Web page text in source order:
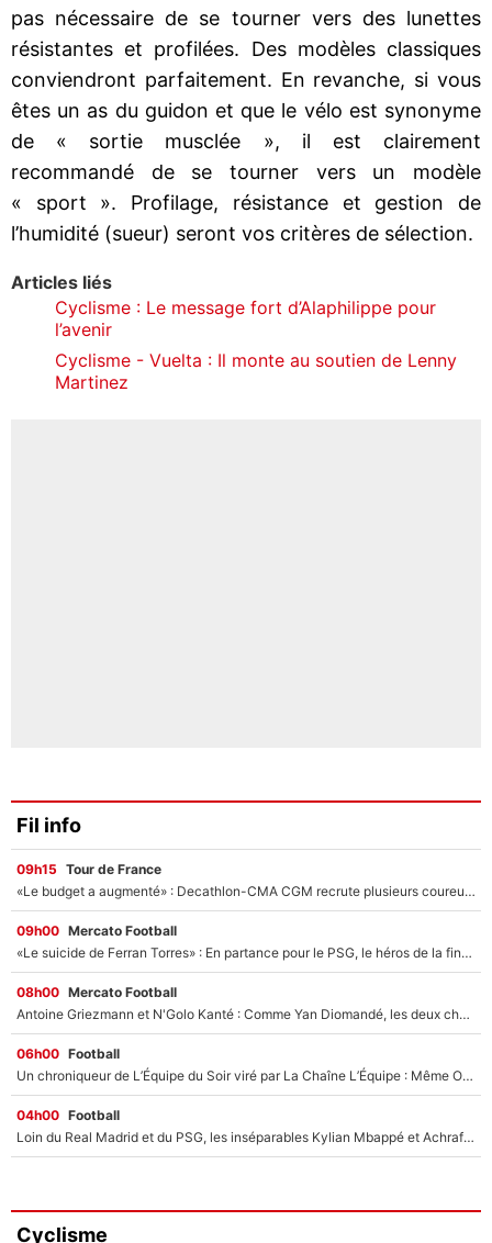
pas nécessaire de se tourner vers des lunettes
résistantes et profilées. Des modèles classiques
conviendront parfaitement. En revanche, si vous
êtes un as du guidon et que le vélo est synonyme
de « sortie musclée », il est clairement
recommandé de se tourner vers un modèle
« sport ». Profilage, résistance et gestion de
l’humidité (sueur) seront vos critères de sélection.
Articles liés
Cyclisme : Le message fort d’Alaphilippe pour
l’avenir
Cyclisme - Vuelta : Il monte au soutien de Lenny
Martinez
Fil info
09h15 Tour de France
«Le budget a augmenté» : Decathlon-CMA CGM recrute plusieurs coureurs pour offrir à Paul Seixas une équipe pour gagner le Tour de France 2027
09h00 Mercato Football
«Le suicide de Ferran Torres» : En partance pour le PSG, le héros de la finale de la Coupe du monde s'attire les foudres de la presse espagnole !
08h00 Mercato Football
Antoine Griezmann et N'Golo Kanté : Comme Yan Diomandé, les deux champions du monde ont refusé de signer au PSG !
06h00 Football
Un chroniqueur de L’Équipe du Soir viré par La Chaîne L’Équipe : Même Olivier Ménard n’avait pas pu empêcher son départ, «je l’ai appris sur Twitter, je l’ai vécu assez mal»
04h00 Football
Loin du Real Madrid et du PSG, les inséparables Kylian Mbappé et Achraf Hakimi changent d'équipe le temps d'une journée !
Cyclisme